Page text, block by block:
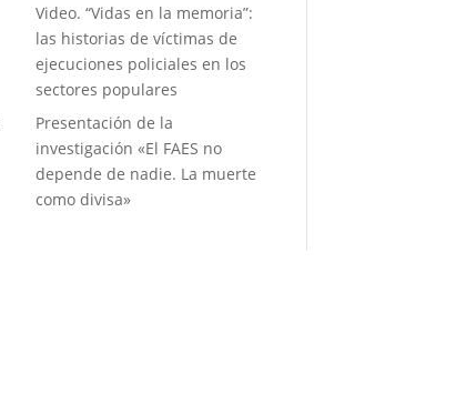
Video. “Vidas en la memoria”:
las historias de víctimas de
ejecuciones policiales en los
sectores populares
Presentación de la
investigación «El FAES no
depende de nadie. La muerte
como divisa»